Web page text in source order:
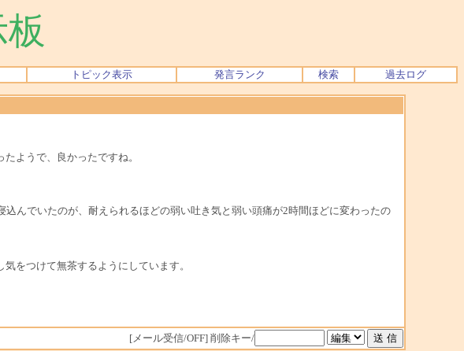
トピック表示 発言ランク 検索 過去ログ
ようで、良かったですね。
んでいたのが、耐えられるほどの弱い吐き気と弱い頭痛が2時間ほどに変わったの
をつけて無茶するようにしています。
[メール受信/OFF] 削除キー/